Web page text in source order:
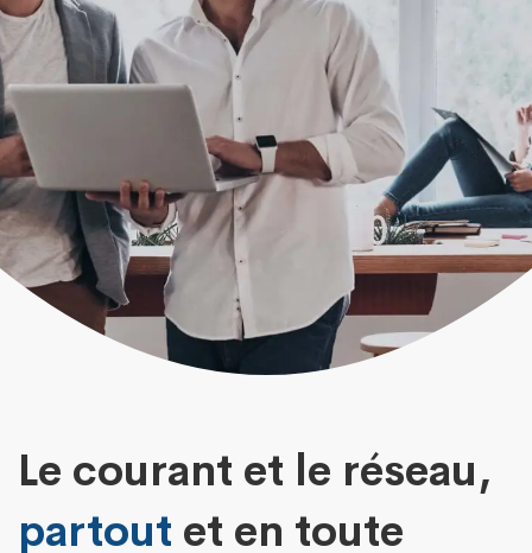
Le courant et le réseau,
partout et en toute